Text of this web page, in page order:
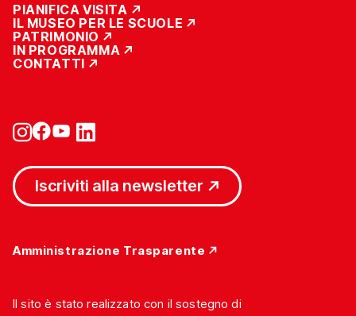
PIANIFICA VISITA
IL MUSEO PER LE SCUOLE
PATRIMONIO
IN PROGRAMMA
CONTATTI
Iscriviti alla newsletter
Amministrazione Trasparente
Il sito è stato realizzato con il sostegno di